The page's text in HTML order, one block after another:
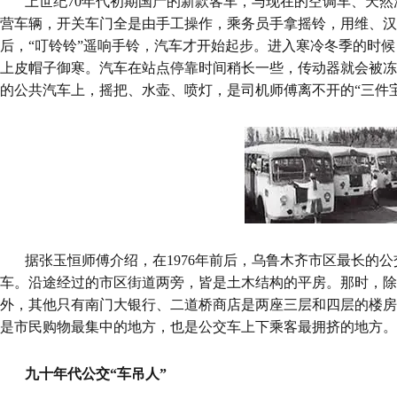
营车辆，开关车门全是由手工操作，乘务员手拿摇铃，用维、
后，“叮铃铃”遥响手铃，汽车才开始起步。进入寒冷冬季的时
上皮帽子御寒。汽车在站点停靠时间稍长一些，传动器就会被
的公共汽车上，摇把、水壶、喷灯，是司机师傅离不开的“三件
据张玉恒师傅介绍，在1976年前后，乌鲁木齐市区最长的
车。沿途经过的市区街道两旁，皆是土木结构的平房。那时，
外，其他只有南门大银行、二道桥商店是两座三层和四层的楼
是市民购物最集中的地方，也是公交车上下乘客最拥挤的地方。
九十年代公交“车吊人”